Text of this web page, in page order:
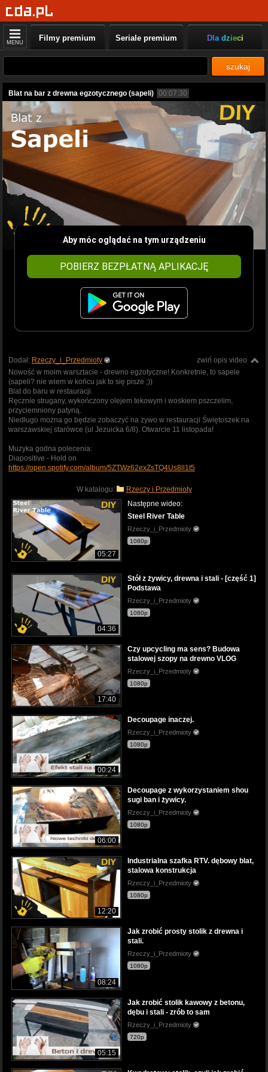
MENU Filmy premium Seriale premium Dla dzieci
szukaj
Blat na bar z drewna egzotycznego (sapeli) 00:07:30
Aby móc oglądać na tym urządzeniu
POBIERZ BEZPŁATNĄ APLIKACJĘ
zwiń opis video
Dodał: Rzeczy_i_Przedmioty
Nowość w moim warsztacie - drewno egzotyczne! Konkretnie, to sapele
(sapeli? nie wiem w końcu jak to się pisze ;))
Blat do baru w restauracji.
Ręcznie strugany, wykończony olejem tekowym i woskiem pszczelim,
przyciemniony patyną.
Niedługo można go będzie zobaczyć na żywo w restauracji Świętoszek na
warszawskiej starówce (ul Jezuicka 6/8). Otwarcie 11 listopada!
Muzyka godna polecenia:
Diapositive - Hold on
https://open.spotify.com/album/5ZTWz62exZsTQ4Us8ll1t5
W katalogu: Rzeczy i Przedmioty
05:27
Następne wideo:
Steel River Table
Rzeczy_i_Przedmioty
1080p
04:36
Stół z żywicy, drewna i stali - [część 1]
Podstawa
Rzeczy_i_Przedmioty
1080p
17:40
Czy upcycling ma sens? Budowa
stalowej szopy na drewno VLOG
Rzeczy_i_Przedmioty
1080p
00:24
Decoupage inaczej.
Rzeczy_i_Przedmioty
1080p
06:00
Decoupage z wykorzystaniem shou
sugi ban i żywicy.
Rzeczy_i_Przedmioty
1080p
12:20
Industrialna szafka RTV. dębowy blat,
stalowa konstrukcja
Rzeczy_i_Przedmioty
1080p
08:24
Jak zrobić prosty stolik z drewna i
stali.
Rzeczy_i_Przedmioty
1080p
05:15
Jak zrobić stolik kawowy z betonu,
dębu i stali - zrób to sam
Rzeczy_i_Przedmioty
720p